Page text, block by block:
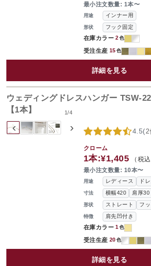
用途 インナー用
形状 フック固定
在庫カラー 2色
受注生産 15色
最小注文数量: 1本〜
詳細を見る
‹ ›
1/4
ウェディングドレスハンガー TSW-
【1本】
用途 レディース ド
寸法 横幅420 肩厚30
形状 ストレート フ
特徴 肩先凹付き
在庫カラー 1色
受注生産 20色
4.5(2
クローム
1本:¥1,405 （税込
最小注文数量: 10本〜
詳細を見る